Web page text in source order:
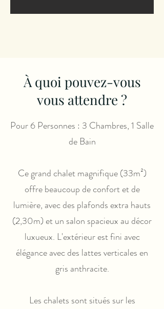
À quoi pouvez-vous
vous attendre ?
Pour 6 Personnes : 3 Chambres, 1 Salle
de Bain
Ce grand chalet magnifique (33m²)
offre beaucoup de confort et de
lumière, avec des plafonds extra hauts
(2,30m) et un salon spacieux au décor
luxueux. L'extérieur est fini avec
élégance avec des lattes verticales en
gris anthracite.
Les chalets sont situés sur les